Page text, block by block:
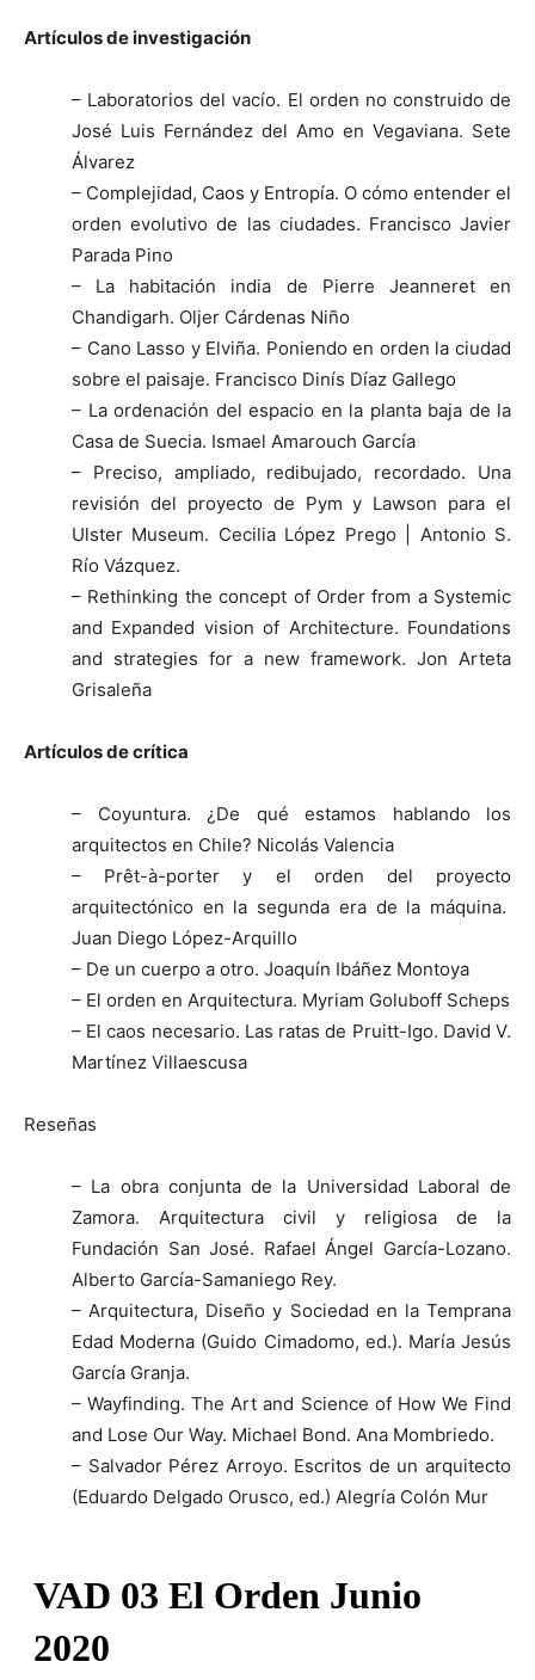
Artículos de investigación
– Laboratorios del vacío. El orden no construido de
José Luis Fernández del Amo en Vegaviana. Sete
Álvarez
– Complejidad, Caos y Entropía. O cómo entender el
orden evolutivo de las ciudades. Francisco Javier
Parada Pino
– La habitación india de Pierre Jeanneret en
Chandigarh. Oljer Cárdenas Niño
– Cano Lasso y Elviña. Poniendo en orden la ciudad
sobre el paisaje. Francisco Dinís Díaz Gallego
– La ordenación del espacio en la planta baja de la
Casa de Suecia. Ismael Amarouch García
– Preciso, ampliado, redibujado, recordado. Una
revisión del proyecto de Pym y Lawson para el
Ulster Museum. Cecilia López Prego | Antonio S.
Río Vázquez.
– Rethinking the concept of Order from a Systemic
and Expanded vision of Architecture. Foundations
and strategies for a new framework. Jon Arteta
Grisaleña
Artículos de crítica
– Coyuntura. ¿De qué estamos hablando los
arquitectos en Chile? Nicolás Valencia
– Prêt-à-porter y el orden del proyecto
arquitectónico en la segunda era de la máquina.
Juan Diego López-Arquillo
– De un cuerpo a otro. Joaquín Ibáñez Montoya
– El orden en Arquitectura. Myriam Goluboff Scheps
– El caos necesario. Las ratas de Pruitt-Igo. David V.
Martínez Villaescusa
Reseñas
– La obra conjunta de la Universidad Laboral de
Zamora. Arquitectura civil y religiosa de la
Fundación San José. Rafael Ángel García-Lozano.
Alberto García-Samaniego Rey.
– Arquitectura, Diseño y Sociedad en la Temprana
Edad Moderna (Guido Cimadomo, ed.). María Jesús
García Granja.
– Wayfinding. The Art and Science of How We Find
and Lose Our Way. Michael Bond. Ana Mombriedo.
– Salvador Pérez Arroyo. Escritos de un arquitecto
(Eduardo Delgado Orusco, ed.) Alegría Colón Mur